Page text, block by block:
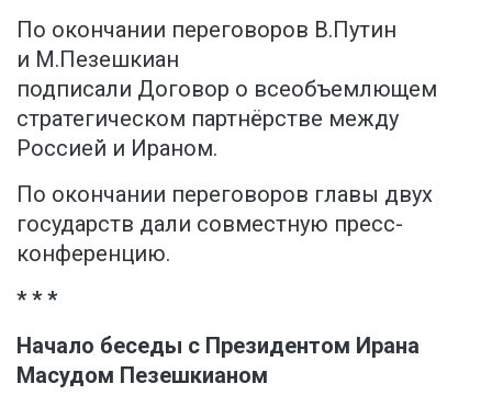
По окончании переговоров В.Путин
и М.Пезешкиан
подписали Договор о всеобъемлющем
стратегическом партнёрстве между
Россией и Ираном.
По окончании переговоров главы двух
государств дали совместную пресс-
конференцию.
* * *
Начало беседы с Президентом Ирана
Масудом Пезешкианом